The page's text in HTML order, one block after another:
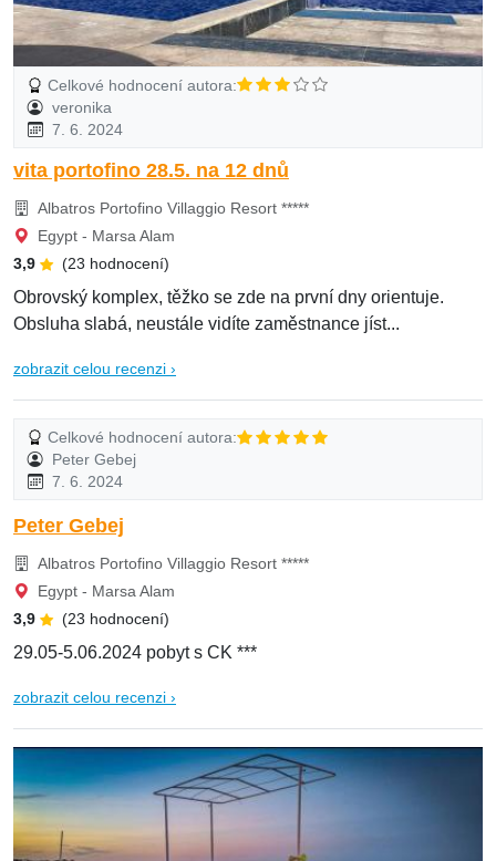
Celkové hodnocení autora:
veronika
7. 6. 2024
vita portofino 28.5. na 12 dnů
Albatros Portofino Villaggio Resort *****
Egypt - Marsa Alam
3,9
(23 hodnocení)
Obrovský komplex, těžko se zde na první dny orientuje.
Obsluha slabá, neustále vidíte zaměstnance jíst...
zobrazit celou recenzi ›
Celkové hodnocení autora:
Peter Gebej
7. 6. 2024
Peter Gebej
Albatros Portofino Villaggio Resort *****
Egypt - Marsa Alam
3,9
(23 hodnocení)
29.05-5.06.2024 pobyt s CK ***
zobrazit celou recenzi ›